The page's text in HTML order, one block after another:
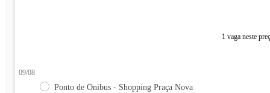
1 vaga neste
09/08
Ponto de Ônibus - Shopping Praça Nova